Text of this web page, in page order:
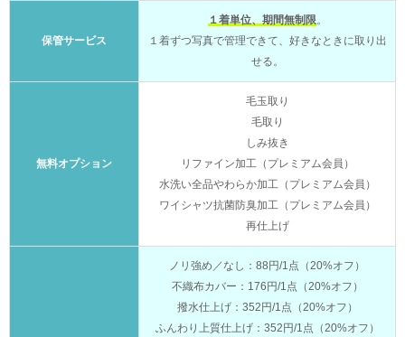
保管サービス
１着単位、期間無制限。
１着ずつ写真で管理できて、好きなときに取り出
せる。
無料オプション
毛玉取り
毛取り
しみ抜き
リファイン加工（プレミアム会員）
水洗い全品やわらか加工（プレミアム会員）
ワイシャツ抗菌防臭加工（プレミアム会員）
再仕上げ
ノリ強め／なし：88円/1点（20%オフ）
不織布カバー：176円/1点（20%オフ）
撥水仕上げ：352円/1点（20%オフ）
ふんわり上質仕上げ：352円/1点（20%オフ）